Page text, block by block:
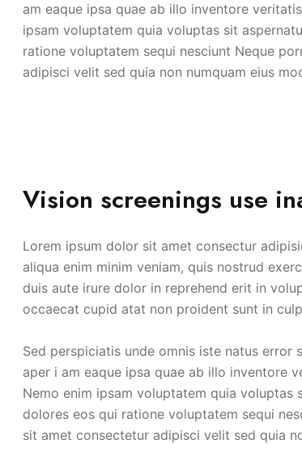
am eaque ipsa quae ab illo inventore
ipsam voluptatem quia voluptas sit
ratione voluptatem sequi nesciunt Neque
adipisci velit sed quia non numquam eius
Vision screenings use
Lorem ipsum dolor sit amet consectur
aliqua enim minim veniam, quis nostrud
duis aute irure dolor in reprehend erit in
occaecat cupid atat non proident sunt in
Sed perspiciatis unde omnis iste natus
aper i am eaque ipsa quae ab illo inventore
Nemo enim ipsam voluptatem quia
dolores eos qui ratione voluptatem sequi
sit amet consectetur adipisci velit sed quia